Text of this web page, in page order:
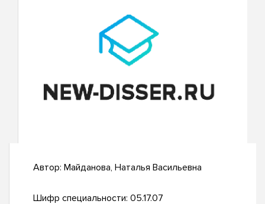
Автор: Майданова, Наталья Васильевна
Шифр специальности: 05.17.07